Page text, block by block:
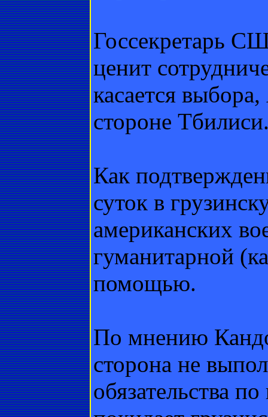
Госсекретарь
ценит
касается
стороне
Как
суток в
американских
гуманитарной
помощью.
По мнению
сторона не
обязательства